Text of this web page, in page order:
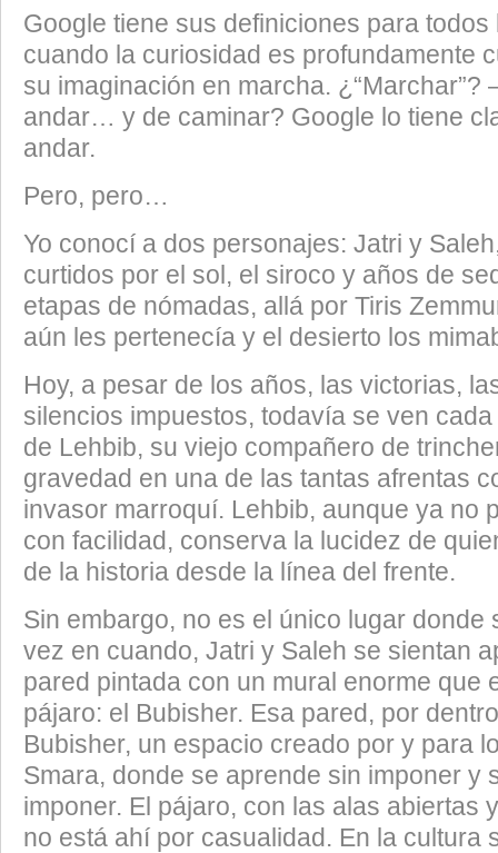
Google tiene sus definiciones para
cuando la curiosidad es profundamente
su imaginación en marcha.
andar… y de caminar? Google lo tiene
andar.
Pero, pero…
Yo conocí a dos personajes: Jatri y
curtidos por el sol, el siroco y años de
etapas de nómadas, allá por Tiris
aún les pertenecía y el desierto los
Hoy, a pesar de los años, las victorias,
silencios impuestos, todavía se ven
de Lehbib, su viejo compañero de
gravedad en una de las tantas afrentas
invasor marroquí. Lehbib, aunque ya no
con facilidad, conserva la lucidez de
de la historia desde la línea del frente.
Sin embargo, no es el único lugar donde
vez en cuando, Jatri y Saleh se sientan
pared pintada con un mural enorme que
pájaro: el Bubisher. Esa pared, por
Bubisher, un espacio creado por y para
Smara, donde se aprende sin imponer y
imponer. El pájaro, con las alas abiertas
no está ahí por casualidad. En la cultura